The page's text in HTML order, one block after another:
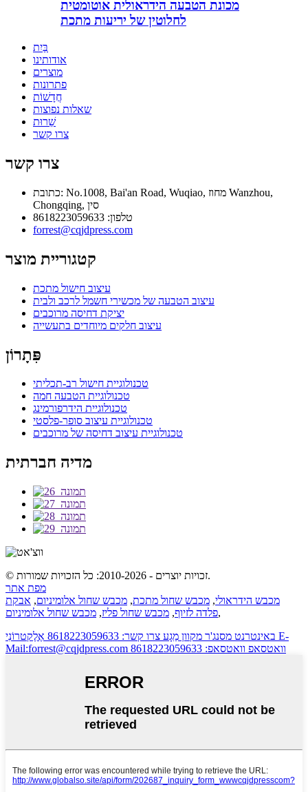
מכונת הטבעה הידראולית אוטומטית
לחלוטין של יריעות מתכת
בַּיִת
אודותינו
מוצרים
פתרונות
חֲדָשׁוֹת
שאלות נפוצות
שֵׁרוּת
צרו קשר
צרו קשר
כתובת: No.1008, Bai'an Road, Wuqiao, מחוז Wanzhou,
Chongqing, סין
טלפון: 8618223059633
forrest@cqjdpress.com
קטגוריית מוצר
עיצוב חישול מתכת
עיצוב הטבעה של מכשירי חשמל לרכב ולבית
יציקת דחיסה מרוכבים
עיצוב חלקים מיוחדים בתעשייה
פִּתָרוֹן
טכנולוגיית חישול רב-תכליתי
טכנולוגיית הטבעה חמה
טכנולוגיית הידרפורמינג
טכנולוגיית עיצוב סופר-פלסטי
טכנולוגיית עיצוב דחיסה של מרוכבים
מדיה חברתית
© זכויות יוצרים - 2010-2026: כל הזכויות שמורות.
מפת אתר
מכבש הידראולי, מכבש שחול מתכת, מכבש שחול אלומיניום, אבקת
פלדה לזיוף, מכבש שחול פליז, מכבש שחול אלומיניום
,
באינטרנט מסנג'ר מקוון מַגָע צרו קשר: 8618223059633 אֶלֶקטרוֹנִי
E-
Mail:forrest@cqjdpress.com
וואטסאפ וואטסאפ: 8618223059633